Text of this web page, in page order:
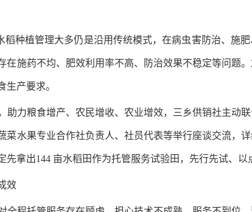
种植管理大多仍是沿用传统模式，在病虫害防治、施
在施药不均、肥效利用率不高、防治效果不稳定等问题
生产要求。
力粮食增产、农民增收、农业增效，三乡供销社主动
菜水果专业合作社负责人、社员代表等举行座谈交流，
拿出144 亩水稻田作为托管服务试验田，先行先试、以
效